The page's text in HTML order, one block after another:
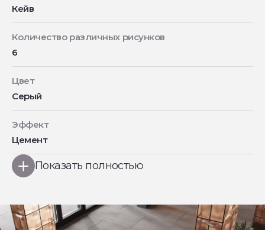
Кейв
Количество различных рисунков
6
Цвет
Серый
Эффект
Цемент
Показать полностью